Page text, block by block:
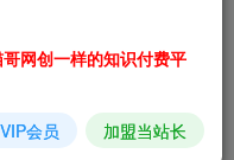
登录！建议登陆后加入会员
市面上所有平台的软
网创一样的知识付费平
会员 加盟当站长